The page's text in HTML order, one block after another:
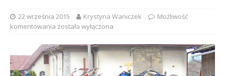
22 września 2015 Krystyna Waniczek
Możliwość
komentowania została wyłączona